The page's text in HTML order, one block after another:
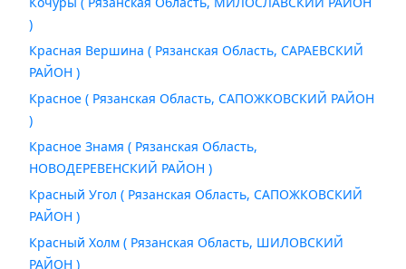
)
Красная Вершина ( Рязанская Область, САРАЕВСКИЙ
РАЙОН )
Красное ( Рязанская Область, САПОЖКОВСКИЙ РАЙОН
)
Красное Знамя ( Рязанская Область,
НОВОДЕРЕВЕНСКИЙ РАЙОН )
Красный Угол ( Рязанская Область, САПОЖКОВСКИЙ
РАЙОН )
Красный Холм ( Рязанская Область, ШИЛОВСКИЙ
РАЙОН )